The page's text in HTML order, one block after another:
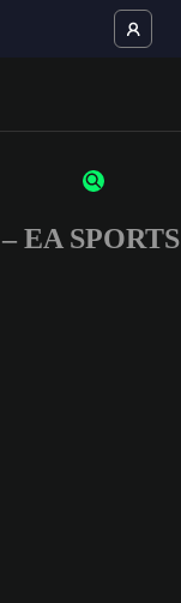
EA SPORTS